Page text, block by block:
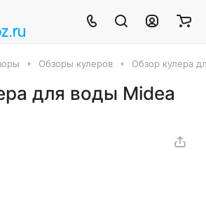
Обзоры кулеров Обзор кулера
для воды Midea